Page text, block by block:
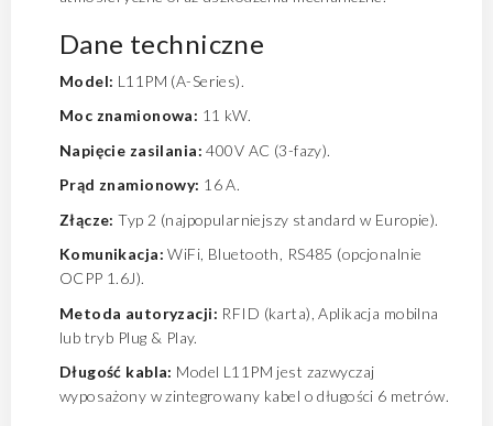
Dane techniczne
Model: L11PM (A-Series).
Moc znamionowa: 11 kW.
Napięcie zasilania: 400V AC (3-fazy).
Prąd znamionowy: 16 A.
Złącze: Typ 2 (najpopularniejszy standard w Europie).
Komunikacja: WiFi, Bluetooth, RS485 (opcjonalnie
OCPP 1.6J).
Metoda autoryzacji: RFID (karta), Aplikacja mobilna
lub tryb Plug & Play.
Długość kabla: Model L11PM jest zazwyczaj
wyposażony w zintegrowany kabel o długości 6 metrów.